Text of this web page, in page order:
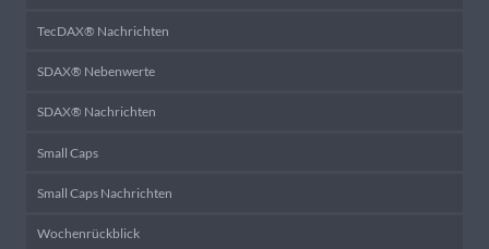
TecDAX® Nachrichten
SDAX® Nebenwerte
SDAX® Nachrichten
Small Caps
Small Caps Nachrichten
Wochenrückblick